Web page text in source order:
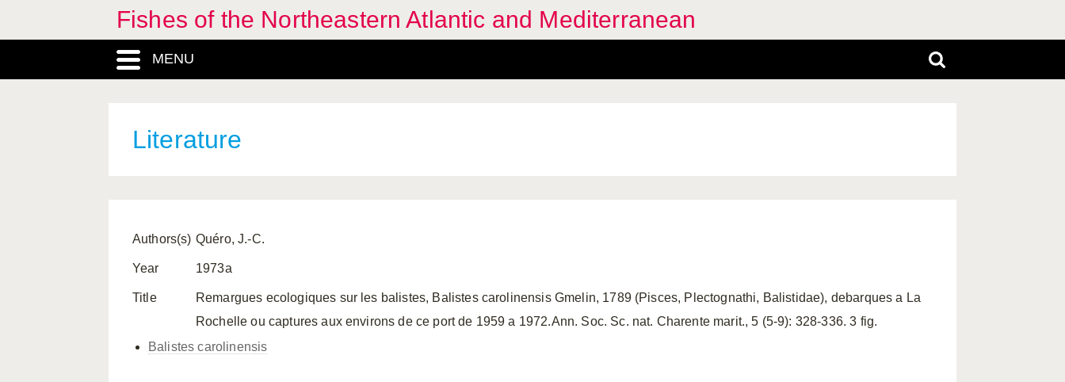
Fishes of the Northeastern Atlantic and Mediterranean
MENU
Literature
Authors(s) Quéro, J.-C.
Year 1973a
Title
Remargues ecologiques sur les balistes, Balistes carolinensis Gmelin, 1789 (Pisces, Plectognathi, Balistidae), debarques a La
Rochelle ou captures aux environs de ce port de 1959 a 1972.Ann. Soc. Sc. nat. Charente marit., 5 (5-9): 328-336. 3 fig.
Balistes carolinensis